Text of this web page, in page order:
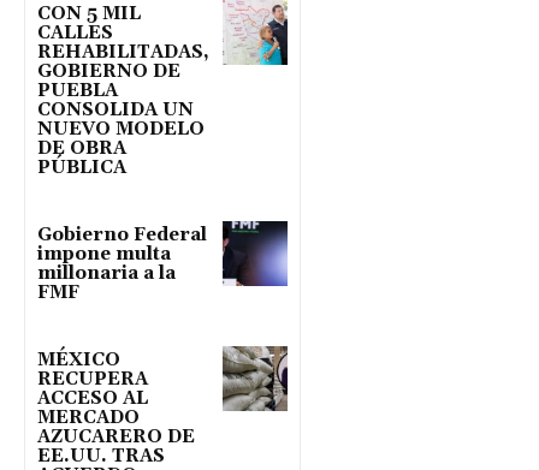
CON 5 MIL
CALLES
REHABILITADAS,
GOBIERNO DE
PUEBLA
CONSOLIDA UN
NUEVO MODELO
DE OBRA
PÚBLICA
Gobierno Federal
impone multa
millonaria a la
FMF
MÉXICO
RECUPERA
ACCESO AL
MERCADO
AZUCARERO DE
EE.UU. TRAS